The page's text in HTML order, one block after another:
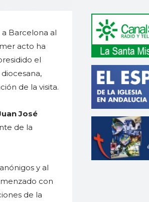
Barcelona al
acto ha
el
de la visita.
José
de la
y al
con
de la